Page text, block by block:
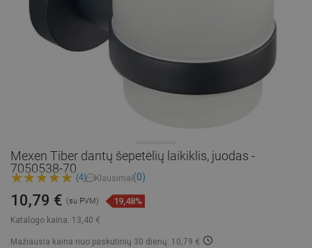
Mexen Tiber dantų šepetėlių laikiklis, juodas -
7050538-70
(4) Klausimai(0)
Katalogo kaina: 13,40 €
10,79 € (su PVM) 19,48%
Mažiausia kaina nuo paskutinių 30 dienų: 10,79 €